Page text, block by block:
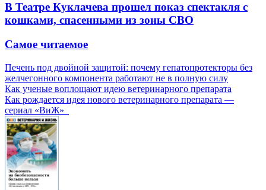
В Театре Куклачева прошел показ спектакля с
кошками, спасенными из зоны СВО
Самое читаемое
Печень под двойной защитой: почему гепатопротекторы без
желчегонного компонента работают не в полную силу
Как ученые воплощают идею ветеринарного препарата
Как рождается идея нового ветеринарного препарата —
сериал «ВиЖ»